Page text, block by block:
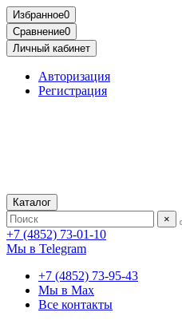
Избранное0
Сравнение0
Личный кабинет
Авторизация
Регистрация
Каталог
×
+7 (4852) 73-01-10
Мы в Telegram
+7 (4852) 73-95-43
Мы в Max
Все контакты